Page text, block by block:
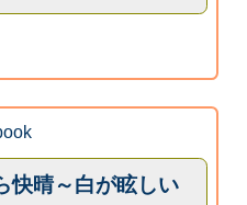
快晴～白が眩しい